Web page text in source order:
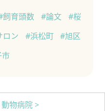
飼育頭数 #論文
#桜
ロン #浜松町
#旭区
動物病院 >